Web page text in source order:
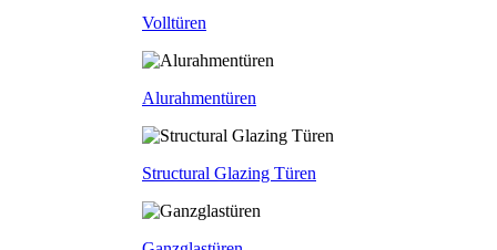
Volltüren
Alurahmentüren
Structural Glazing Türen